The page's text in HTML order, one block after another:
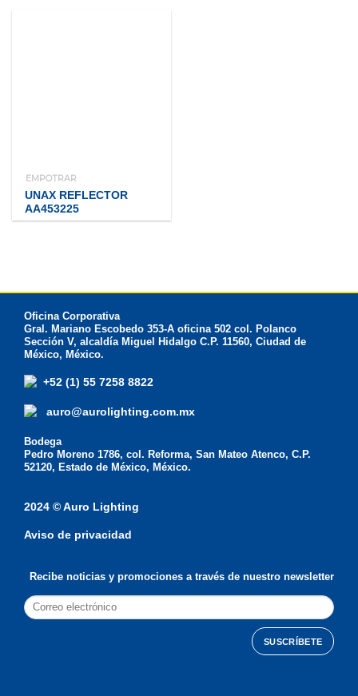
EMPOTRAR
UNAX REFLECTOR
AA453225
Oficina Corporativa
Gral. Mariano Escobedo 353-A oficina 502 col. Polanco
Sección V, alcaldía Miguel Hidalgo C.P. 11560, Ciudad de
México, México.
+52 (1) 55 7258 8822
auro@aurolighting.com.mx
Bodega
Pedro Moreno 1786, col. Reforma, San Mateo Atenco, C.P.
52120, Estado de México, México.
2024 © Auro Lighting
Aviso de privacidad
Recibe noticias y promociones a través de nuestro newsletter